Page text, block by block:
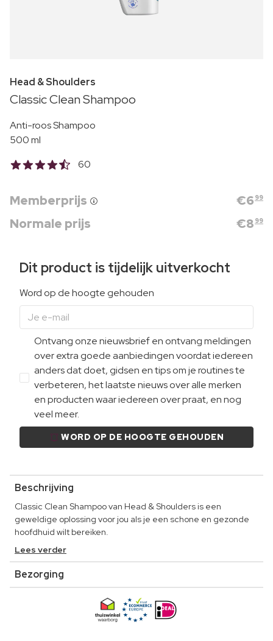
Head & Shoulders
Classic Clean Shampoo
Anti-roos Shampoo
500 ml
60
Memberprijs €6 99
Normale prijs €8 99
Dit product is tijdelijk uitverkocht
Word op de hoogte gehouden
Ontvang onze nieuwsbrief en ontvang meldingen
over extra goede aanbiedingen voordat iedereen
anders dat doet, gidsen en tips om je routines te
verbeteren, het laatste nieuws over alle merken
en producten waar iedereen over praat, en nog
veel meer.
WORD OP DE HOOGTE GEHOUDEN
Beschrijving
Classic Clean Shampoo van Head & Shoulders is een
geweldige oplossing voor jou als je een schone en gezonde
hoofdhuid wilt bereiken.
Lees verder
Bezorging